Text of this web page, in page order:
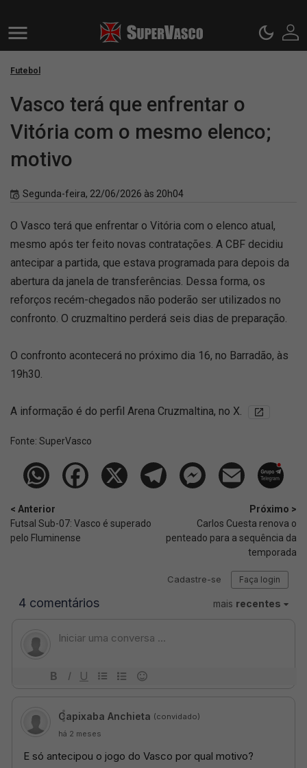
Futebol
Vasco terá que enfrentar o
Vitória com o mesmo elenco;
motivo
Segunda-feira, 22/06/2026 às 20h04
O Vasco terá que enfrentar o Vitória com o elenco atual,
mesmo após ter feito novas contratações. A CBF decidiu
antecipar a partida, que estava programada para depois da
abertura da janela de transferências. Dessa forma, os
reforços recém-chegados não poderão ser utilizados no
confronto. O cruzmaltino perderá seis dias de preparação.
O confronto acontecerá no próximo dia 16, no Barradão, às
19h30.
A informação é do perfil Arena Cruzmaltina, no X.
Fonte: SuperVasco‎‎‎‎‎‎
< Anterior
Futsal Sub-07: Vasco é superado
pelo Fluminense
Próximo >
Carlos Cuesta renova o
penteado para a sequência da
temporada